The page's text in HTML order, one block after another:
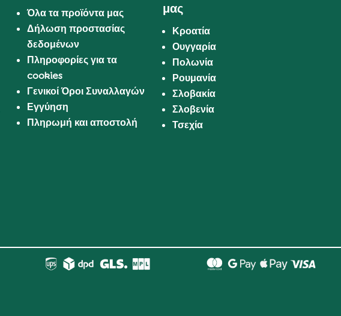
Όλα τα προϊόντα μας
Δήλωση προστασίας
δεδομένων
Πληροφορίες για τα
cookies
Γενικοί Όροι Συναλλαγών
Εγγύηση
Πληρωμή και αποστολή
μας
Κροατία
Ουγγαρία
Πολωνία
Ρουμανία
Σλοβακία
Σλοβενία
Τσεχία